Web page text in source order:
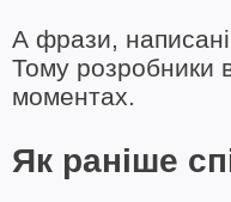
А фрази,
Тому розробники
моментах.
Як раніше